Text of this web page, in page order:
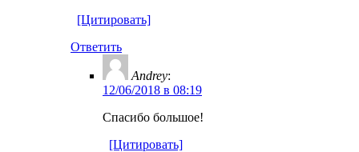
[Цитировать]
Ответить
Andrey:
12/06/2018 в 08:19
Спасибо большое!
[Цитировать]